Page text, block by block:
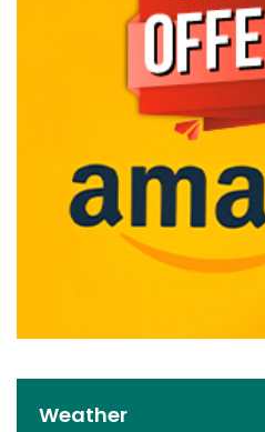
Weather